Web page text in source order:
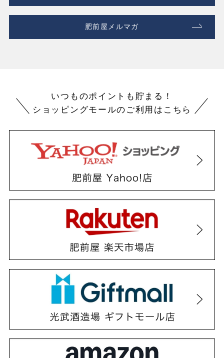
肥前屋メルマガ
いつものポイントも貯まる！
ショッピングモールのご利用はこちら